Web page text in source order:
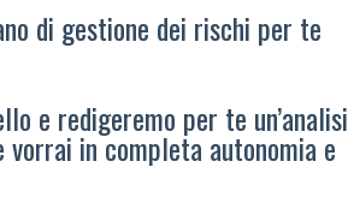
di gestione dei rischi per te
e redigeremo per te un’analisi
in completa autonomia e